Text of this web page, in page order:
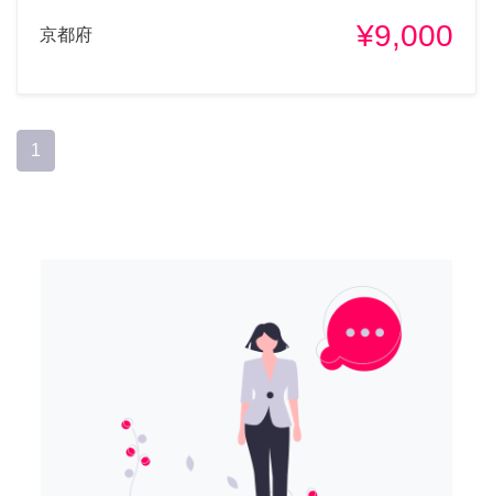
京都府 ¥9,000
1